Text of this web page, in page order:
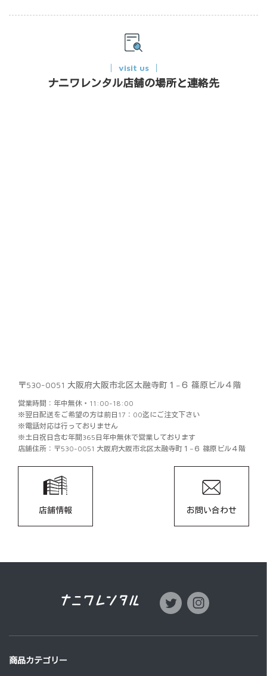
visit us
ナニワレンタル店舗の場所と連絡先
〒530-0051 大阪府大阪市北区太融寺町１−６ 篠原ビル４階
営業時間：年中無休・11:00-18:00
※翌日配送をご希望の方は前日17：00迄にご注文下さい
※電話対応は行っておりません
※土日祝日含む年間365日年中無休で営業しております
店舗住所：〒530-0051 大阪府大阪市北区太融寺町１−６ 篠原ビル４階
店舗情報 お問い合わせ
商品カテゴリー